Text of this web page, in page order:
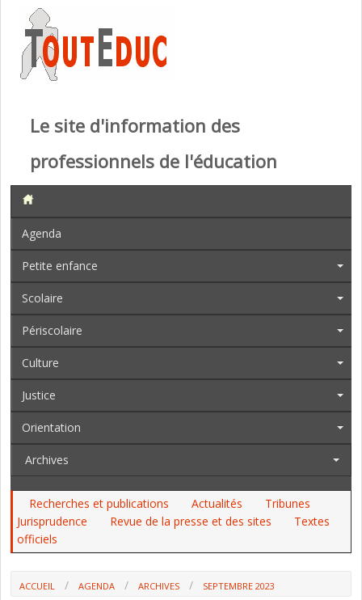
Le site d'information des
professionnels de l'éducation
Agenda
Petite enfance
Scolaire
Périscolaire
Culture
Justice
Orientation
Archives
Recherches et publications Actualités
Tribunes
Jurisprudence
Revue de la presse et des sites
Textes
officiels
ACCUEIL AGENDA ARCHIVES SEPTEMBRE 2023